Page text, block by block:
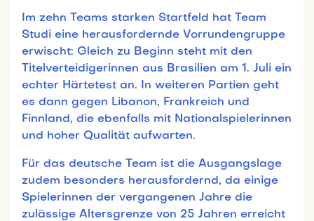
Im zehn Teams starken Startfeld hat Team
Studi eine herausfordernde Vorrundengruppe
erwischt: Gleich zu Beginn steht mit den
Titelverteidigerinnen aus Brasilien am 1. Juli ein
echter Härtetest an. In weiteren Partien geht
es dann gegen Libanon, Frankreich und
Finnland, die ebenfalls mit Nationalspielerinnen
und hoher Qualität aufwarten.
Für das deutsche Team ist die Ausgangslage
zudem besonders herausfordernd, da einige
Spielerinnen der vergangenen Jahre die
zulässige Altersgrenze von 25 Jahren erreicht